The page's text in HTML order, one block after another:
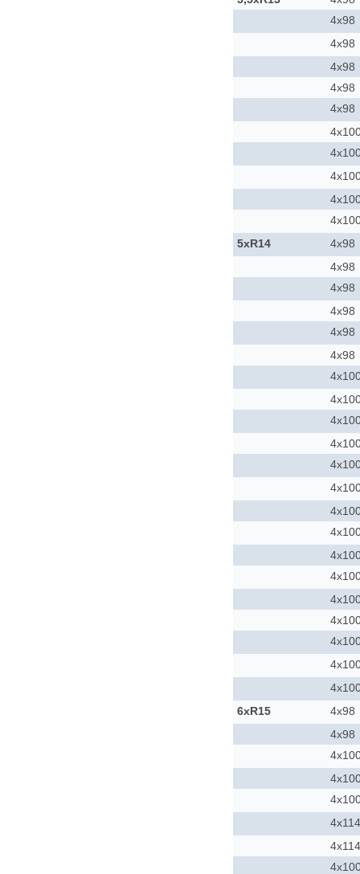
4x98
4x98
4x98
4x98
4x98
5xR14
4x98
4x98
4x98
4x98
4x98
4x98
6xR15
4x98
4x98